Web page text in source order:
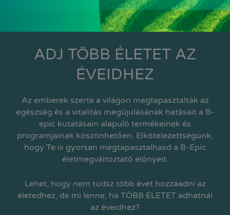
ADJ TÖBB ÉLETET AZ
ÉVEIDHEZ
Az emberek szerte a világon megtapasztalták az
egészség és a vitalitás megújulásának hatásait a B-
epic kutatásain alapuló termékeinek és
programjainak köszönhetően. Elkötelezettségünk,
hogy Te is gyorsan megtapasztalhasd a B-Epic
életmegváltoztató előnyeit.
Lehet, hogy nem tudsz több évet hozzáadni az
életedhez, de mi lenne, ha TÖBB ÉLETET adhatnál
az éveidhez?